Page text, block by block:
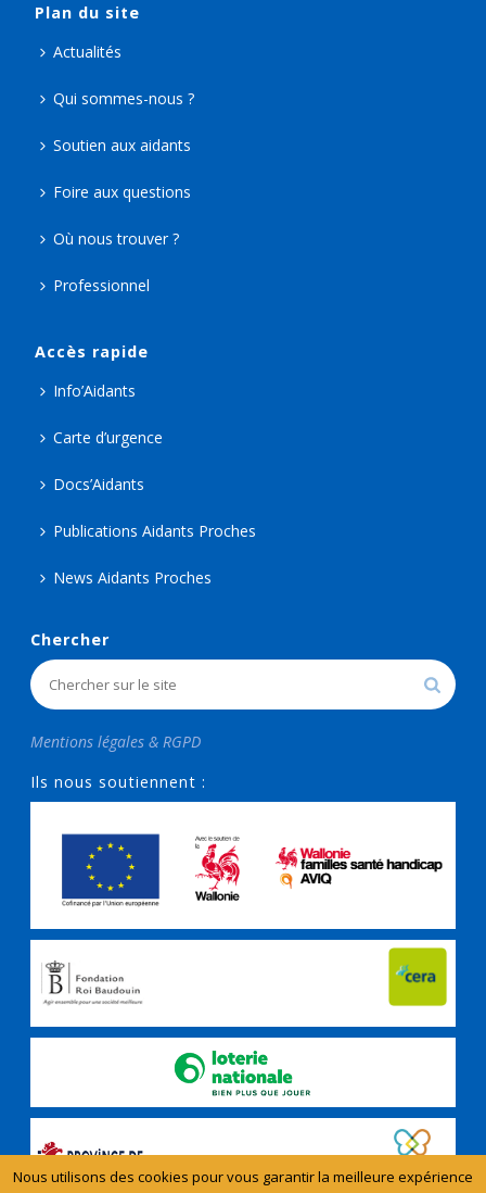
Plan du site
Actualités
Qui sommes-nous ?
Soutien aux aidants
Foire aux questions
Où nous trouver ?
Professionnel
Accès rapide
Info’Aidants
Carte d’urgence
Docs’Aidants
Publications Aidants Proches
News Aidants Proches
Chercher
Mentions légales & RGPD
Ils nous soutiennent :
Nous utilisons des cookies pour vous garantir la meilleure expérience